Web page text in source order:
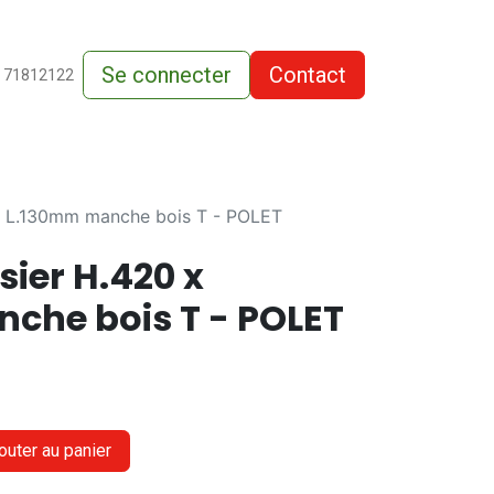
vente
71812122 Se connecter Contact
manche bois T - POLET
H.420 x
bois T - POLET
au panier